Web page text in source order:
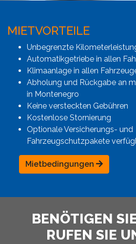
MIETVORTEILE
Unbegrenzte
Automatikgetriebe in allen
Klimaanlage in allen
Abholung und Rückgabe an
in Montenegro
Keine versteckten Gebühren
Kostenlose Stornierung
Optionale Versicherungs- und
Fahrzeugschutzpakete
Mietbedingungen
BENÖTIGEN
RUFEN SIE